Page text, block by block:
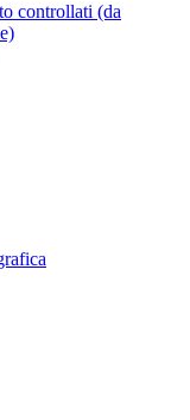
controllati (da